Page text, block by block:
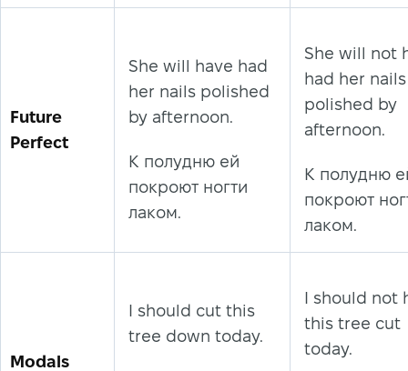
Future
Perfect
She will have had
her nails polished
by afternoon.
К полудню ей
покроют ногти
лаком.
She will not
had her nails
polished by
afternoon.
К полудню
покроют
лаком.
Modals
I should cut this
tree down today.
I should not
this tree cut
today.